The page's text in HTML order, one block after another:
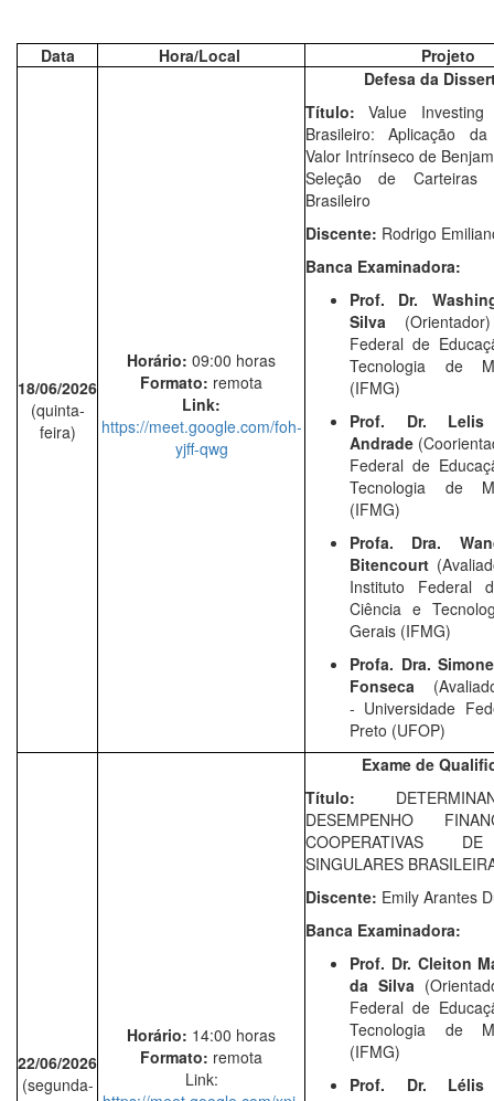
Data Hora/Local Projeto
18/06/2026
(quinta-
feira)
Horário: 09:00 horas
Formato: remota
Link:
https://meet.google.com/foh-
yjff-qwg
Defesa da
Título: Value
Brasileiro: Aplicação
Valor Intrínseco de
Seleção de Carteiras
Brasileiro
Discente: Rodrigo
Banca Examinadora:
Prof. Dr.
Silva
Federal de
Tecnologia de
(IFMG)
Prof. Dr.
Andrade
Federal de
Tecnologia de
(IFMG)
Profa. Dra.
Bitencourt
Instituto Federal
Ciência e
Gerais (IFMG)
Profa. Dra.
Fonseca
- Universidade
Preto (UFOP)
22/06/2026
(segunda-
Horário: 14:00 horas
Formato: remota
Link:
Exame de
Título:
DESEMPENHO
COOPERATIVAS
SINGULARES
Discente: Emily Arantes
Banca Examinadora:
Prof. Dr. Cleiton
da Silva
Federal de
Tecnologia de
(IFMG)
Prof. Dr.